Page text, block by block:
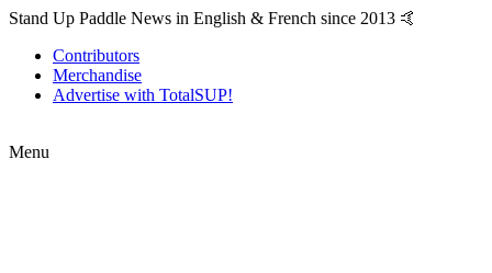
Stand Up Paddle News in English & French since 2013 🤙
Contributors
Merchandise
Advertise with TotalSUP!
Menu